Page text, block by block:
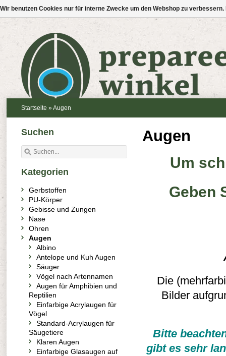
Startseite » Augen
Augen
Um
Geben
Die
Bilder
Bitte
gibt es sehr
Suchen
Kategorien
Gerbstoffen
PU-Körper
Gebisse und Zungen
Nase
Ohren
Augen
Albino
Antelope und Kuh Augen
Säuger
Vögel nach Artennamen
Augen für Amphibien und
Reptilien
Einfarbige Acrylaugen für
Vögel
Standard-Acrylaugen für
Säugetiere
Klaren Augen
Einfarbige Glasaugen auf
Wir benutzen Cookies nur für interne Zwecke um den Webshop zu